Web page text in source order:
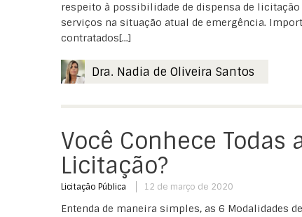
respeito à possibilidade de dispensa de
serviços na situação atual de emergência.
contratados[...]
Dra. Nadia de Oliveira Santos
Você Conhece Todas
Licitação?
Licitação Pública 12 de março de 2020
Entenda de maneira simples, as 6 Modalidades